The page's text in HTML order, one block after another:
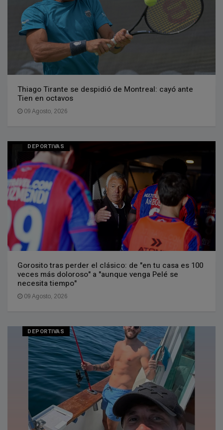
Thiago Tirante se despidió de Montreal: cayó ante
Tien en octavos
09 Agosto, 2026
DEPORTIVAS
Gorosito tras perder el clásico: de "en tu casa es 100
veces más doloroso" a "aunque venga Pelé se
necesita tiempo"
09 Agosto, 2026
DEPORTIVAS